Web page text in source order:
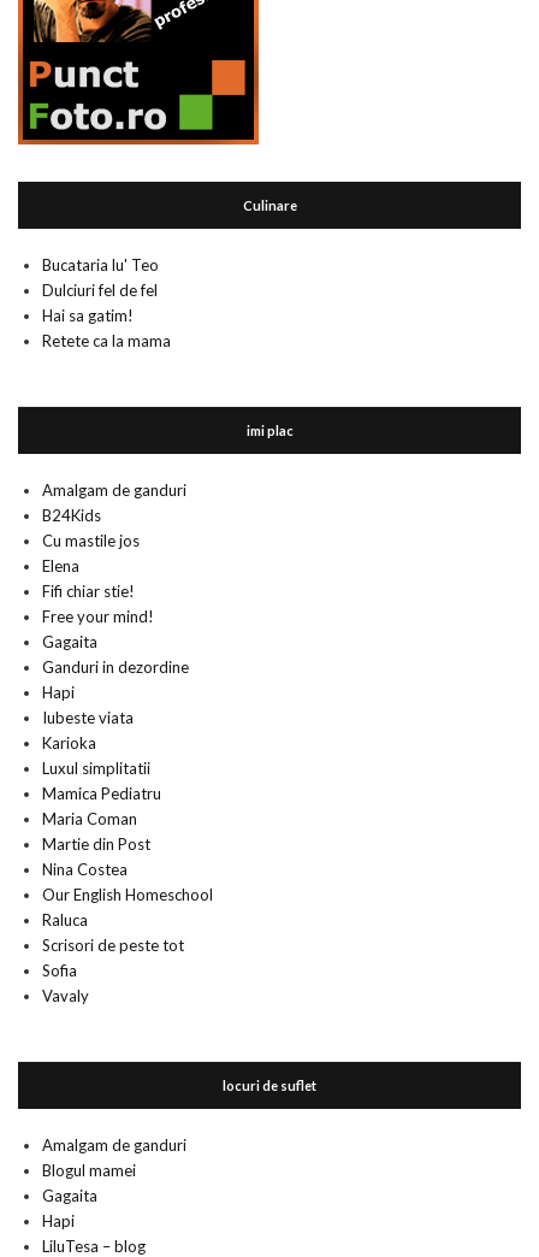
Culinare
Bucataria lu' Teo
Dulciuri fel de fel
Hai sa gatim!
Retete ca la mama
imi plac
Amalgam de ganduri
B24Kids
Cu mastile jos
Elena
Fifi chiar stie!
Free your mind!
Gagaita
Ganduri in dezordine
Hapi
Iubeste viata
Karioka
Luxul simplitatii
Mamica Pediatru
Maria Coman
Martie din Post
Nina Costea
Our English Homeschool
Raluca
Scrisori de peste tot
Sofia
Vavaly
locuri de suflet
Amalgam de ganduri
Blogul mamei
Gagaita
Hapi
LiluTesa – blog